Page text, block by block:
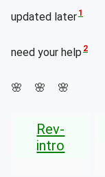
updated later 1
need your help 2
🌸 🌸 🌸
Rev-
intro